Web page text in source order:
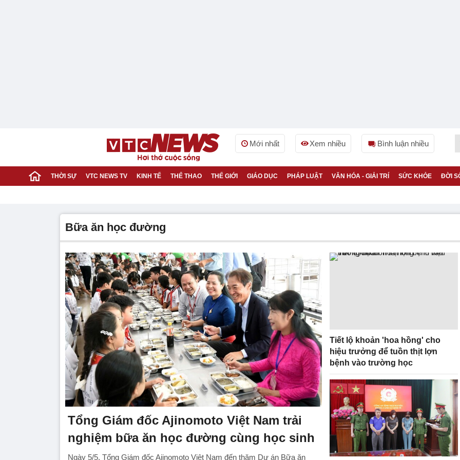
Mới nhất Xem nhiều Bình luận nhiều
THỜI SỰ VTC NEWS TV KINH TẾ THỂ THAO THẾ GIỚI GIÁO DỤC PHÁP LUẬT VĂN HÓA - GIẢI TRÍ SỨC KHỎE ĐỜI
bữa ăn học đường
Tổng Giám đốc Ajinomoto Việt Nam trải
nghiệm bữa ăn học đường cùng học sinh
Ngày 5/5, Tổng Giám đốc Ajinomoto Việt Nam đến thăm Dự án Bữa ăn
Tiết lộ khoản 'hoa hồng' cho
hiệu trưởng để tuồn thịt lợn
bệnh vào trường học